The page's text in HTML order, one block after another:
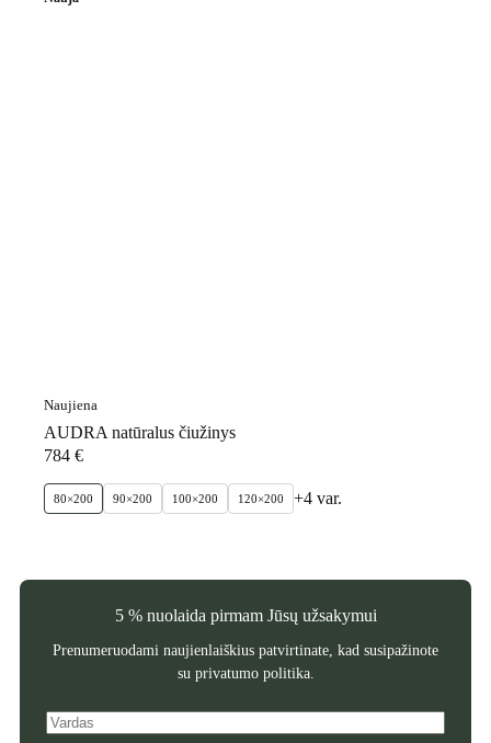
Naujiena
AUDRA natūralus čiužinys
784 €
80×200 90×200 100×200 120×200 +4 var.
5 % nuolaida pirmam Jūsų užsakymui
Prenumeruodami naujienlaiškius patvirtinate, kad susipažinote
su privatumo politika.